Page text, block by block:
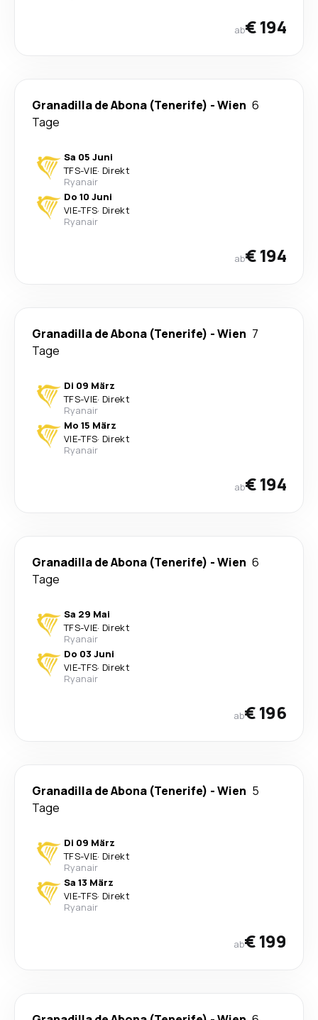
ab€ 194
Granadilla de Abona (Tenerife) -Wien 6
Tage
Sa 05 Juni
TFS-VIE· Direkt
Ryanair
Do 10 Juni
VIE-TFS· Direkt
Ryanair
ab€ 194
Granadilla de Abona (Tenerife) -Wien 7
Tage
Di 09 März
TFS-VIE· Direkt
Ryanair
Mo 15 März
VIE-TFS· Direkt
Ryanair
ab€ 194
Granadilla de Abona (Tenerife) -Wien 6
Tage
Sa 29 Mai
TFS-VIE· Direkt
Ryanair
Do 03 Juni
VIE-TFS· Direkt
Ryanair
ab€ 196
Granadilla de Abona (Tenerife) -Wien 5
Tage
Di 09 März
TFS-VIE· Direkt
Ryanair
Sa 13 März
VIE-TFS· Direkt
Ryanair
ab€ 199